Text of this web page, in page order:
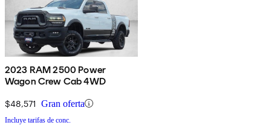
2023 RAM 2500 Power
Wagon Crew Cab 4WD
$48,571 Gran oferta
Incluye tarifas de conc.